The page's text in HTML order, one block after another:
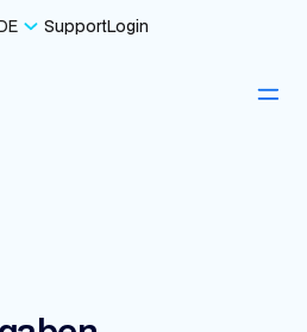
SupportLogin